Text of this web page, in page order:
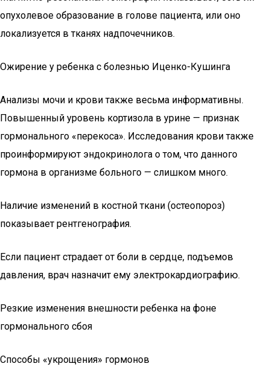
опухолевое образование в голове пациента, или оно
локализуется в тканях надпочечников.
Ожирение у ребенка с болезнью Иценко-Кушинга
Анализы мочи и крови также весьма информативны.
Повышенный уровень кортизола в урине — признак
гормонального «перекоса». Исследования крови также
проинформируют эндокринолога о том, что данного
гормона в организме больного — слишком много.
Наличие изменений в костной ткани (остеопороз)
показывает рентгенография.
Если пациент страдает от боли в сердце, подъемов
давления, врач назначит ему электрокардиографию.
Резкие изменения внешности ребенка на фоне
гормонального сбоя
Способы «укрощения» гормонов